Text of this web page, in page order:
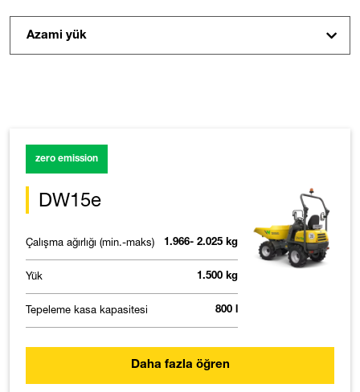
Azami yük
zero emission
DW15e
Çalışma ağırlığı (min.-maks) 1.966- 2.025 kg
Yük 1.500 kg
Tepeleme kasa kapasitesi 800 l
Daha fazla öğren